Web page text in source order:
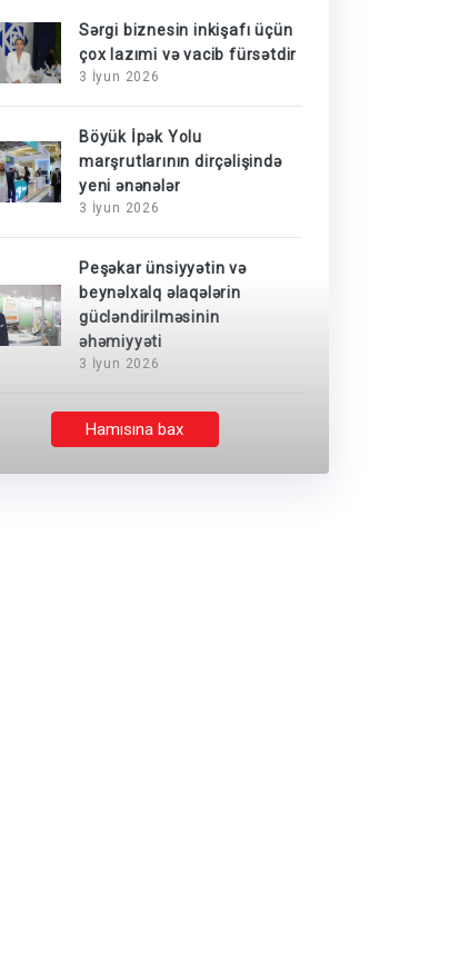
Sərgi biznesin inkişafı üçün
çox lazımi və vacib fürsətdir
3 İyun 2026
Böyük İpək Yolu
marşrutlarının dirçəlişində
yeni ənənələr
3 İyun 2026
Peşəkar ünsiyyətin və
beynəlxalq əlaqələrin
gücləndirilməsinin
əhəmiyyəti
3 İyun 2026
Hamısına bax